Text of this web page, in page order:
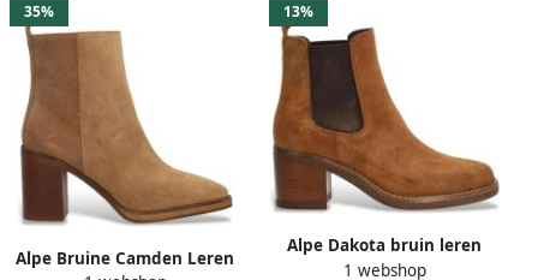
35%
Alpe Bruine Camden Leren
13%
Alpe Dakota bruin leren
enkellaarsjes
1 webshop